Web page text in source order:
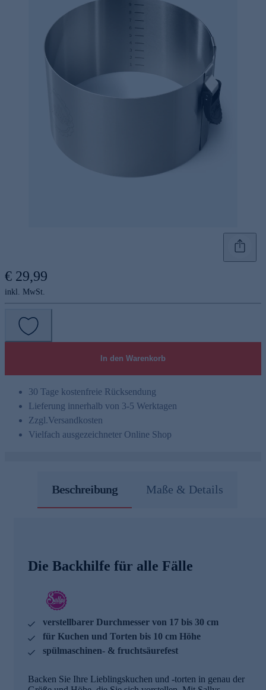
€ 29,99
inkl. MwSt.
In den Warenkorb
30 Tage kostenfreie Rücksendung
Lieferung innerhalb von 3-5 Werktagen
Zzgl.Versandkosten
Vielfach ausgezeichneter Online Shop
Beschreibung Maße & Details
Die Backhilfe für alle Fälle
verstellbarer Durchmesser von 17 bis 30 cm
für Kuchen und Torten bis 10 cm Höhe
spülmaschinen- & fruchtsäurefest
Backen Sie Ihre Lieblingskuchen und -torten in genau der